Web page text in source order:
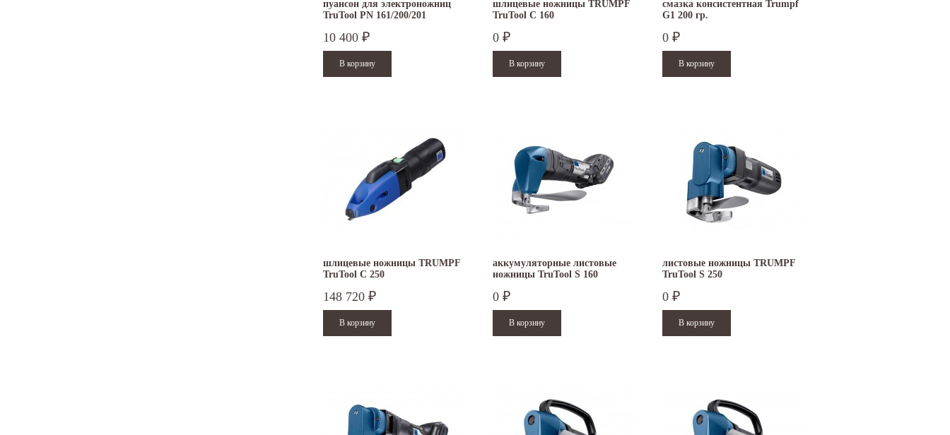
пуансон для электроножниц
TruTool PN 161/200/201
10 400 ₽
шлицевые ножницы TRUMPF
TruTool C 160
0 ₽
смазка консистентная Trumpf
G1 200 гр.
0 ₽
шлицевые ножницы TRUMPF
TruTool C 250
148 720 ₽
аккумуляторные листовые
ножницы TruTool S 160
0 ₽
листовые ножницы TRUMPF
TruTool S 250
0 ₽